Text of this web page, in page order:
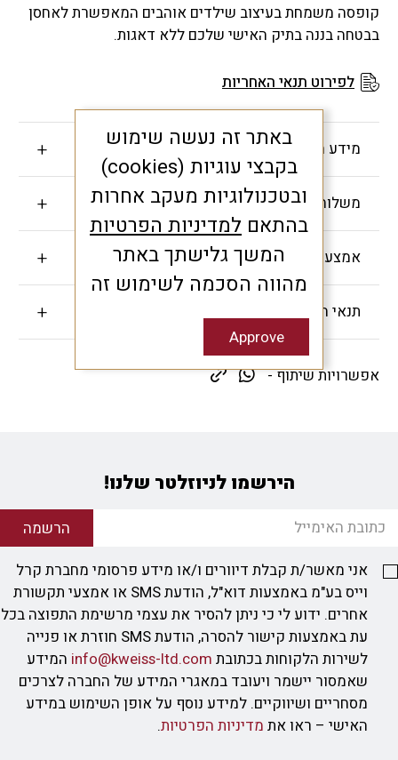
קופסה משמחת בעיצוב שילדים אוהבים המאפשרת לאחסן
בבטחה בננה בתיק האישי שלכם ללא דאגות.
לפירוט תנאי האחריות
מידע חשוב
משלוחים והחזרות
אמצעי תשלום
תנאי האחריות
אפשרויות שיתוף -
הירשמו לניוזלטר שלנו!
הרשמה
אני מאשר/ת קבלת דיוורים ו/או מידע פרסומי מחברת קרל
וייס בע"מ באמצעות דוא"ל, הודעת SMS או אמצעי תקשורת
אחרים. ידוע לי כי ניתן להסיר את עצמי מרשימת התפוצה בכל
עת באמצעות קישור להסרה, הודעת SMS חוזרת או פנייה
לשירות הלקוחות בכתובת info@kweiss-ltd.com המידע
שאמסור יישמר ויעובד במאגרי המידע של החברה לצרכים
מסחריים ושיווקיים. למידע נוסף על אופן השימוש במידע
האישי – ראו את מדיניות הפרטיות.
באתר זה נעשה שימוש
בקבצי עוגיות (cookies)
ובטכנולוגיות מעקב אחרות
בהתאם למדיניות הפרטיות
המשך גלישתך באתר
מהווה הסכמה לשימוש זה
Approve